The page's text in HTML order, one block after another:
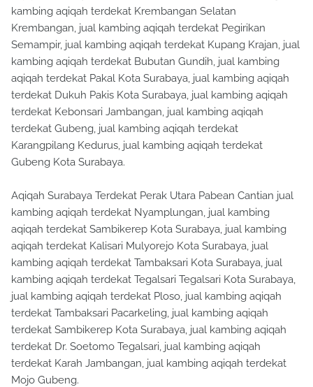
kambing aqiqah terdekat Krembangan Selatan
Krembangan, jual kambing aqiqah terdekat Pegirikan
Semampir, jual kambing aqiqah terdekat Kupang Krajan, jual
kambing aqiqah terdekat Bubutan Gundih, jual kambing
aqiqah terdekat Pakal Kota Surabaya, jual kambing aqiqah
terdekat Dukuh Pakis Kota Surabaya, jual kambing aqiqah
terdekat Kebonsari Jambangan, jual kambing aqiqah
terdekat Gubeng, jual kambing aqiqah terdekat
Karangpilang Kedurus, jual kambing aqiqah terdekat
Gubeng Kota Surabaya.
Aqiqah Surabaya Terdekat Perak Utara Pabean Cantian jual
kambing aqiqah terdekat Nyamplungan, jual kambing
aqiqah terdekat Sambikerep Kota Surabaya, jual kambing
aqiqah terdekat Kalisari Mulyorejo Kota Surabaya, jual
kambing aqiqah terdekat Tambaksari Kota Surabaya, jual
kambing aqiqah terdekat Tegalsari Tegalsari Kota Surabaya,
jual kambing aqiqah terdekat Ploso, jual kambing aqiqah
terdekat Tambaksari Pacarkeling, jual kambing aqiqah
terdekat Sambikerep Kota Surabaya, jual kambing aqiqah
terdekat Dr. Soetomo Tegalsari, jual kambing aqiqah
terdekat Karah Jambangan, jual kambing aqiqah terdekat
Mojo Gubeng.